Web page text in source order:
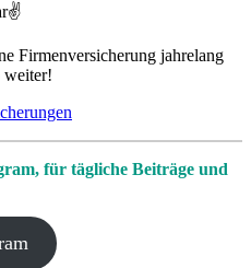
Firmenversicherung jahrelang
weiter!
für tägliche Beiträge und